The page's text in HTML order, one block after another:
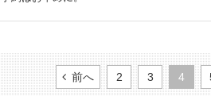
前へ 2 3 4